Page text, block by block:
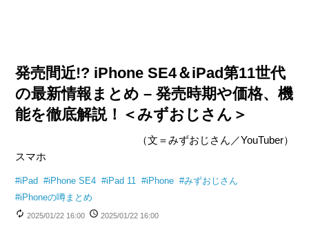
発売間近!? iPhone SE4＆iPad第11世代
の最新情報まとめ – 発売時期や価格、機
能を徹底解説！＜みずおじさん＞
（文＝みずおじさん／YouTuber）
スマホ
#iPad #iPhone SE4 #iPad 11 #iPhone #みずおじさん
#iPhoneの噂まとめ
2025/01/22 16:00 2025/01/22 16:00